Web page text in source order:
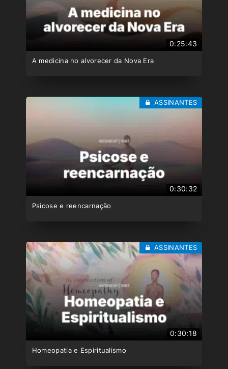
0:25:43
A medicina no alvorecer da Nova Era
0:30:32
Psicose e reencarnação
ASSINANTES
0:30:18
Homeopatia e Espiritualismo
ASSINANTES